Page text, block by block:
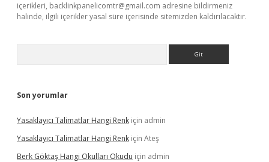
içerikleri, backlinkpanelicomtr@gmail.com adresine bildirmeniz
halinde, ilgili içerikler yasal süre içerisinde sitemizden kaldırılacaktır.
Son yorumlar
Yasaklayıcı Talimatlar Hangi Renk için admin
Yasaklayıcı Talimatlar Hangi Renk için Ateş
Berk Göktaş Hangi Okulları Okudu için admin